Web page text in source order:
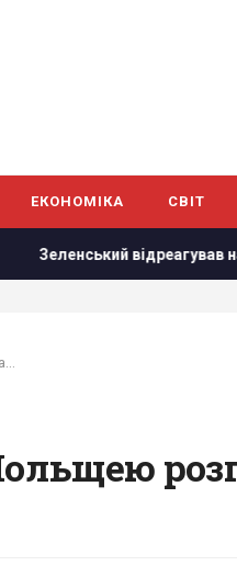
ЕКОНОМІКА СВІТ
відреагував на ухвалення